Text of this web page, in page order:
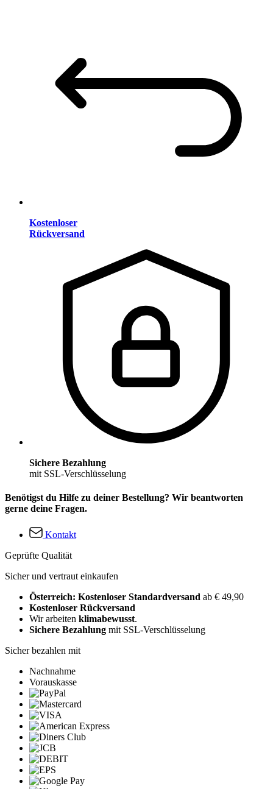
Kostenloser
Rückversand
Sichere Bezahlung
mit SSL-Verschlüsselung
Benötigst du Hilfe zu deiner Bestellung? Wir beantworten
gerne deine Fragen.
Kontakt
Geprüfte Qualität
Sicher und vertraut einkaufen
Österreich: Kostenloser Standardversand ab € 49,90
Kostenloser Rückversand
Wir arbeiten klimabewusst.
Sichere Bezahlung mit SSL-Verschlüsselung
Sicher bezahlen mit
Nachnahme
Vorauskasse